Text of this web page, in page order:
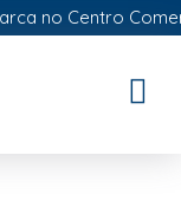
no Centro